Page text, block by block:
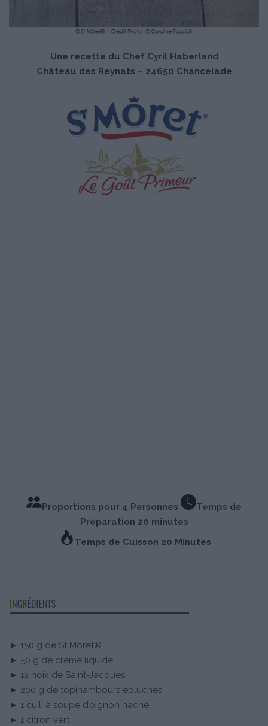
Une recette du Chef Cyril Haberland
Château des Reynats – 24650 Chancelade
Proportions pour 4 Personnes
Temps de
Préparation 20 minutes
Temps de Cuisson 20 Minutes
► 150 g de St Môret®
► 50 g de crème liquide
► 12 noix de Saint-Jacques
► 200 g de topinambours épluchés
► 1 cuil. à soupe d’oignon haché
► 1 citron vert